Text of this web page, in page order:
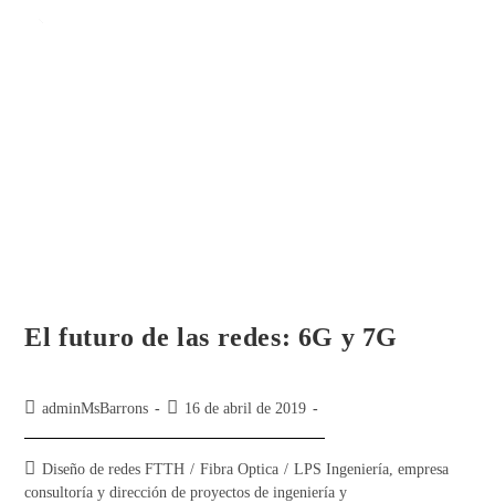
El futuro de las redes: 6G y 7G
Autor
entrada:
adminMsBarrons
Publicación
entrada:
16 de abril de 2019
Categoría
de
Diseño de redes FTTH / Fibra Optica / LPS Ingeniería, empresa
consultoría y dirección de proyectos de ingeniería y